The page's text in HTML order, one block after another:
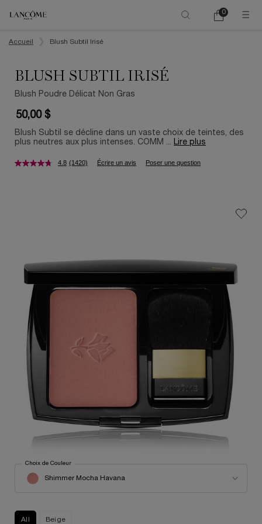
Mon
0
0 product in
Accueil
Blush Subtil Irisé
BLUSH SUBTIL IRISÉ
Blush Poudre Délicat Non Gras
50,00 $
Blush Subtil se décline dans un vaste choix de teintes, des
plus neutres aux plus intenses. COMM ... Lire plus
4.8 (1420) Écrire un avis Poser une question
Shimmer Mocha Havana
Choix de Couleur
All Beige